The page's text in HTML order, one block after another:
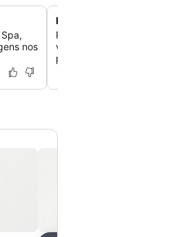
nos
Piscina infinita com vista
Relaxe e se refresque na
vistas pitorescas do
passam.